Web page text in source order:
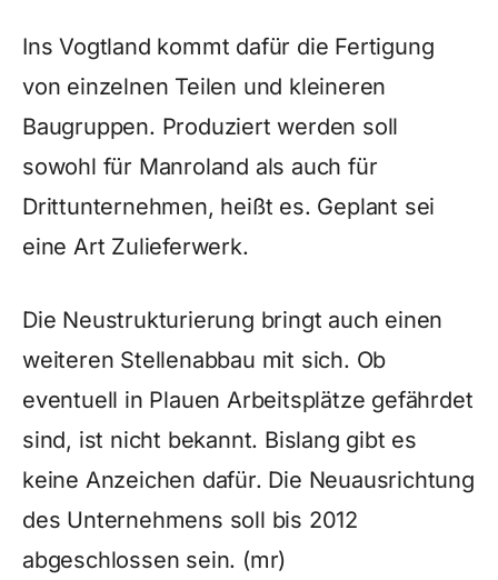
Ins Vogtland kommt dafür die Fertigung
von einzelnen Teilen und kleineren
Baugruppen. Produziert werden soll
sowohl für Manroland als auch für
Drittunternehmen, heißt es. Geplant sei
eine Art Zulieferwerk.
Die Neustrukturierung bringt auch einen
weiteren Stellenabbau mit sich. Ob
eventuell in Plauen Arbeitsplätze gefährdet
sind, ist nicht bekannt. Bislang gibt es
keine Anzeichen dafür. Die Neuausrichtung
des Unternehmens soll bis 2012
abgeschlossen sein. (mr)